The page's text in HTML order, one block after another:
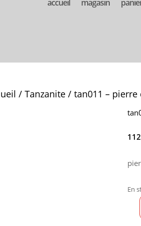
accueil magasin
/Tanzanite / tan011 – pierre
En